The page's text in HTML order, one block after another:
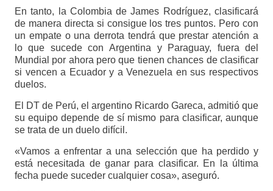
En tanto, la Colombia de James Rodríguez, clasificará
de manera directa si consigue los tres puntos. Pero con
un empate o una derrota tendrá que prestar atención a
lo que sucede con Argentina y Paraguay, fuera del
Mundial por ahora pero que tienen chances de clasificar
si vencen a Ecuador y a Venezuela en sus respectivos
duelos.
El DT de Perú, el argentino Ricardo Gareca, admitió que
su equipo depende de sí mismo para clasificar, aunque
se trata de un duelo difícil.
«Vamos a enfrentar a una selección que ha perdido y
está necesitada de ganar para clasificar. En la última
fecha puede suceder cualquier cosa», aseguró.